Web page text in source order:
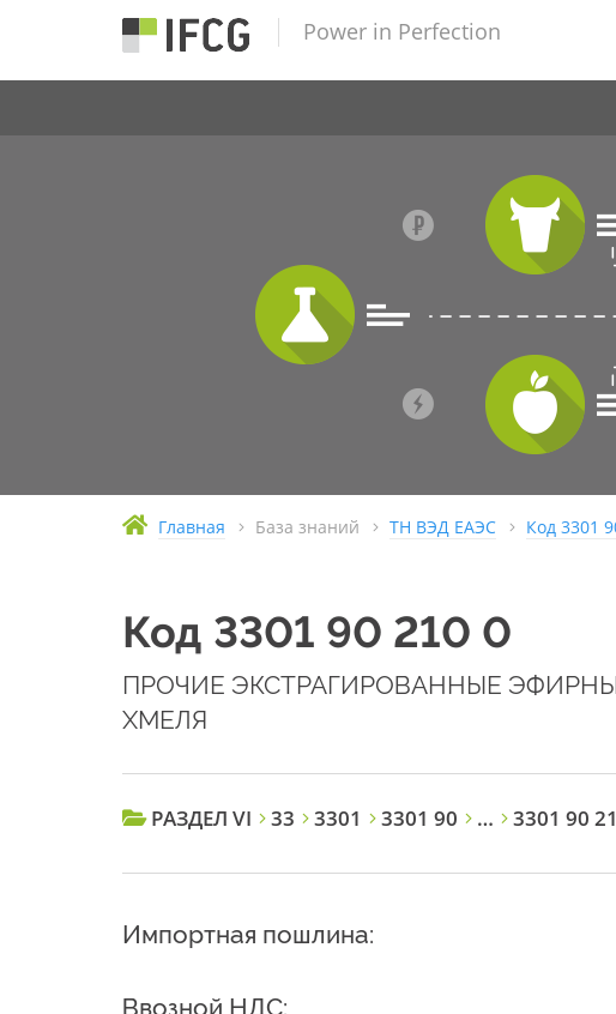
Power in Perfection
Главная База знаний ТН ВЭД ЕАЭС Код 3301
Код 3301 90 210 0
ПРОЧИЕ ЭКСТРАГИРОВАННЫЕ
ХМЕЛЯ
РАЗДЕЛ VI 33 3301 3301 90 … 3301 90
Импортная пошлина:
Ввозной НДС: